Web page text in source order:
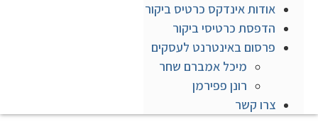
אודות אינדקס כרטיס ביקור
הדפסת כרטיסי ביקור
פרסום באינטרנט לעסקים
מיכל אמברם שחר
רונן פפירמן
צרו קשר